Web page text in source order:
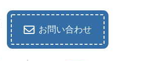
お問い合わせ